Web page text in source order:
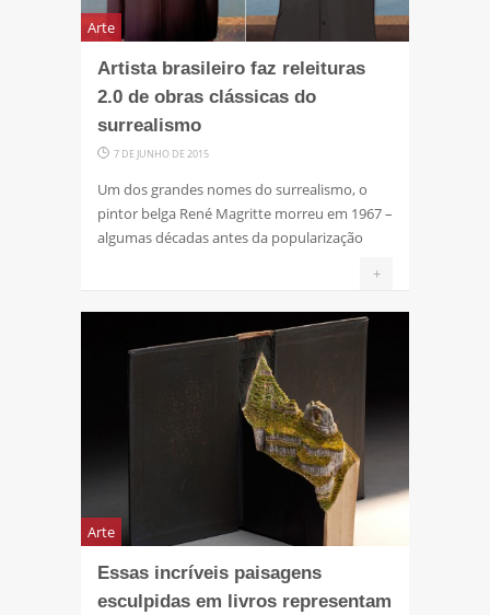
Arte
Artista brasileiro faz releituras
2.0 de obras clássicas do
surrealismo
7 DE JUNHO DE 2015
Um dos grandes nomes do surrealismo, o
pintor belga René Magritte morreu em 1967 –
algumas décadas antes da popularização
+
Arte
Essas incríveis paisagens
esculpidas em livros representam